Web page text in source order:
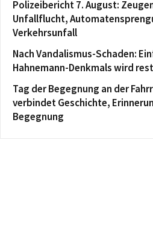
Polizeibericht 7. August:
Unfallflucht,
Verkehrsunfall
Nach Vandalismus-Schaden:
Hahnemann-Denkmals wird
Tag der Begegnung an der
verbindet Geschichte,
Begegnung